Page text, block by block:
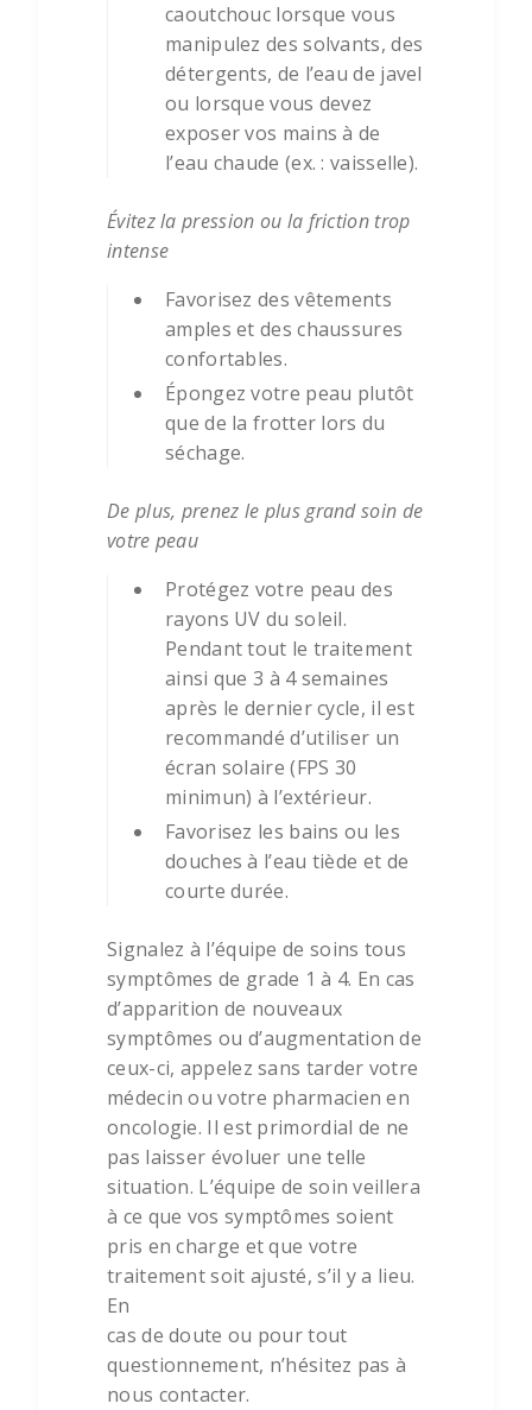
caoutchouc lorsque vous
manipulez des solvants, des
détergents, de l’eau de javel
ou lorsque vous devez
exposer vos mains à de
l’eau chaude (ex. : vaisselle).
Évitez la pression ou la friction trop
intense
Favorisez des vêtements
amples et des chaussures
confortables.
Épongez votre peau plutôt
que de la frotter lors du
séchage.
De plus, prenez le plus grand soin de
votre peau
Protégez votre peau des
rayons UV du soleil.
Pendant tout le traitement
ainsi que 3 à 4 semaines
après le dernier cycle, il est
recommandé d’utiliser un
écran solaire (FPS 30
minimun) à l’extérieur.
Favorisez les bains ou les
douches à l’eau tiède et de
courte durée.
Signalez à l’équipe de soins tous
symptômes de grade 1 à 4. En cas
d’apparition de nouveaux
symptômes ou d’augmentation de
ceux-ci, appelez sans tarder votre
médecin ou votre pharmacien en
oncologie. Il est primordial de ne
pas laisser évoluer une telle
situation. L’équipe de soin veillera
à ce que vos symptômes soient
pris en charge et que votre
traitement soit ajusté, s’il y a lieu.
En
cas de doute ou pour tout
questionnement, n’hésitez pas à
nous contacter.